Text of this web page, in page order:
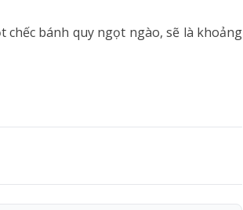
bánh quy ngọt ngào, sẽ là khoảng